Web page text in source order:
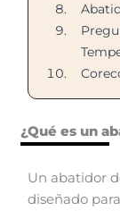
¿Qué es un
Un abatidor
diseñado